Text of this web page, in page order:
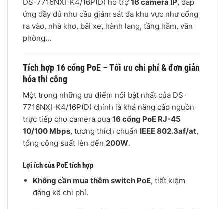
ứng đầy đủ nhu cầu giám sát đa khu vực như cổng
ra vào, nhà kho, bãi xe, hành lang, tầng hầm, văn
phòng…
Tích hợp 16 cổng PoE – Tối ưu chi phí & đơn giản
hóa thi công
Một trong những ưu điểm nổi bật nhất của DS-
7716NXI-K4/16P(D) chính là khả năng cấp nguồn
trực tiếp cho camera qua 16 cổng PoE RJ-45
10/100 Mbps, tương thích chuẩn IEEE 802.3af/at,
tổng công suất lên đến 200W.
Lợi ích của PoE tích hợp
Không cần mua thêm switch PoE, tiết kiệm
đáng kể chi phí.